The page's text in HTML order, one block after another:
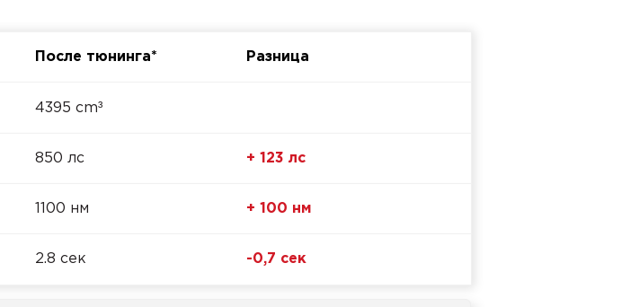
После тюнинга* Разница
4395 cm³
850 лс + 123 лс
1100 нм + 100 нм
2.8 сек -0,7 сек